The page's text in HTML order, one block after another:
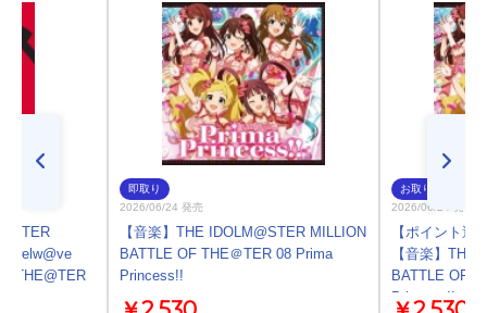
STER
THE@TER
即取り
2026/06/24 発売
【音楽】THE IDOLM@STER MILLION
BATTLE OF THE＠TER 08 Prima
Princess!!
お取り寄せ
2026/06/24 発売
【ポイント還
【音楽】THE
BATTLE OF
Princess!!